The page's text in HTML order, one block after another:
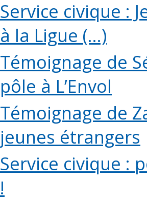
Service civique :
à la Ligue (...)
Témoignage de
pôle à L’Envol
Témoignage de
jeunes étrangers
Service civique :
!